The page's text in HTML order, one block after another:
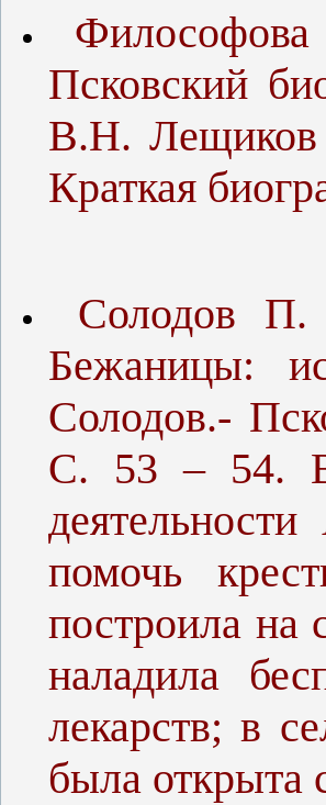
Псковский
В.Н.
Краткая
Солодов
Бежаницы:
Солодов.-
С. 53 – 54. В
помочь
построила на
наладила
лекарств; в
была открыта